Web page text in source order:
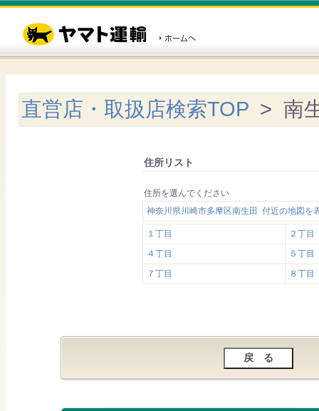
直営店・取扱店検索TOP > 南
住所リスト
住所を選んでください
神奈川県川崎市多摩区南生田 付近の地図を
１丁目
２丁目
４丁目
５丁目
７丁目
８丁目